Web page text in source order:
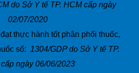
do Sở Y tế TP. HCM cấp ngày
02/07/2020
thực hành tốt phân phối thuốc,
số: 1304/GDP do Sở Y tế TP.
ngày 06/06/2023